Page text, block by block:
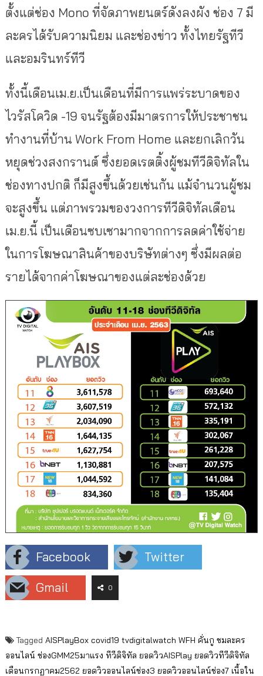
ตั้งแต่ช่อง Mono ที่จัดภาพยนตร์ดังลงผัง ช่อง 7 มี
ละครได้รับความนิยม และช่องข่าว ทั้งไทยรัฐทีวี
และอมรินทร์ทีวี
ทั้งนี้เดือนเม.ย.เป็นเดือนที่มีการแพร่ระบาดของ
ไวรัสโควิด -19 จนรัฐต้องมีมาตรการให้ประชาชน
ทำงานที่บ้าน Work From Home และยกเลิกวัน
หยุดช่วงสงกรานต์ ซึ่งยอดเรตติ้งผู้ชมทีวีดิจิทัลใน
ช่องทางปกติ ก็มีสูงขึ้นด้วยเช่นกัน แม้จำนวนผู้ชม
จะสูงขึ้น แต่ภาพรวมของวงการทีวีดิจิทัลเดือน
เม.ย.นี้ เป็นเดือนซบเซามากจากการลดค่าใช้จ่าย
ในการโฆษณาสินค้าของบริษัทต่างๆ ซึ่งมีผลต่อ
รายได้จากค่าโฆษณาของแต่ละช่องด้วย
Facebook
Twitter
Gmail
0
Tagged AISPlayBox covid19 tvdigitalwatch WFH คั่นกู ชมละคร
ออนไลน์ ช่องGMM25มาแรง ทีวีดิจิทัล ยอดวิวAISPlay ยอดวิวทีวีดิจิทัล
เดือนกรกฏาคม2562 ยอดวิวออนไลน์ช่อง3 ยอดวิวออนไลน์ช่อง7 เนื้อใน